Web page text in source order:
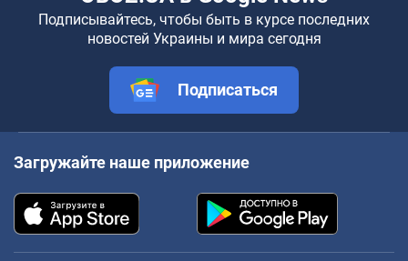
Подписывайтесь, чтобы быть в курсе последних
новостей Украины и мира сегодня
Подписаться
Загружайте наше приложение